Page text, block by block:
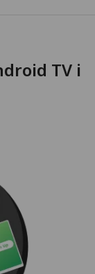
TV i